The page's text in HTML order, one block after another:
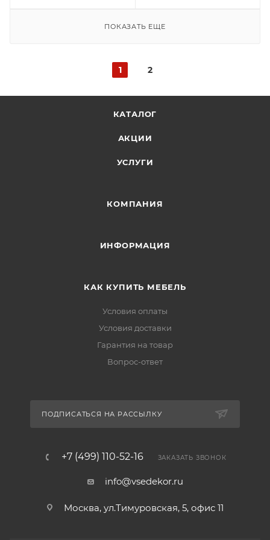
ПОКАЗАТЬ ЕЩЕ
1 2
КАТАЛОГ
АКЦИИ
УСЛУГИ
КОМПАНИЯ
ИНФОРМАЦИЯ
КАК КУПИТЬ МЕБЕЛЬ
Условия оплаты
Условия доставки
Гарантия на товар
Вопрос-ответ
ПОДПИСАТЬСЯ НА РАССЫЛКУ
+7 (499) 110-52-16 ЗАКАЗАТЬ ЗВОНОК
info@vsedekor.ru
Москва, ул.Тимуровская, 5, офис 11